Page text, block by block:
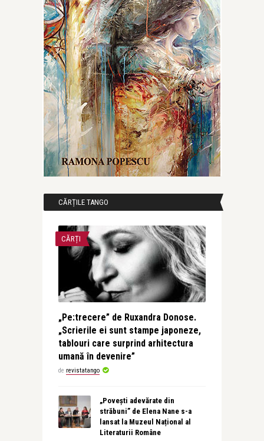
CĂRȚILE TANGO
CĂRȚI
„Pe:trecere” de Ruxandra Donose.
„Scrierile ei sunt stampe japoneze,
tablouri care surprind arhitectura
umană în devenire”
de revistatango
„Povești adevărate din
străbuni” de Elena Nane s-a
lansat la Muzeul Național al
Literaturii Române